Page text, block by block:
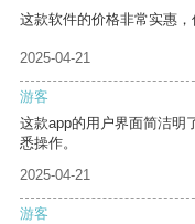
这款软件的价格非常实惠，
2025-04-21
游客
这款app的用户界面简洁明
悉操作。
2025-04-21
游客